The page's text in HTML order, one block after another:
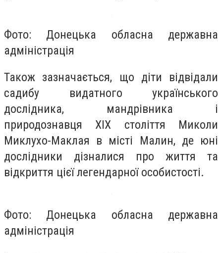
Фото: Донецька обласна державна
адміністрація
Також зазначається, що діти відвідали
садибу видатного українського
дослідника, мандрівника і
природознавця XIX століття Миколи
Миклухо-Маклая в місті Малин, де юні
дослідники дізналися про життя та
відкриття цієї легендарної особистості.
Фото: Донецька обласна державна
адміністрація